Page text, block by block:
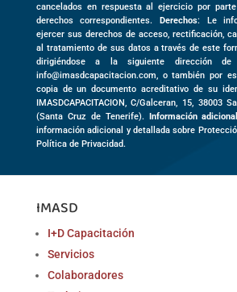
cancelados en respuesta al ejercicio por
derechos correspondientes. Derechos: Le
ejercer sus derechos de acceso, rectificación,
al tratamiento de sus datos a través de este
dirigiéndose a la siguiente dirección de
info@imasdcapacitacion.com, o también por
copia de un documento acreditativo de su
IMASDCAPACITACION,C/Galceran, 15, 38003
(Santa Cruz de Tenerife).Información
información adicional y detallada sobre
Política de Privacidad.
IMASD
I+D Capacitación
Servicios
Colaboradores